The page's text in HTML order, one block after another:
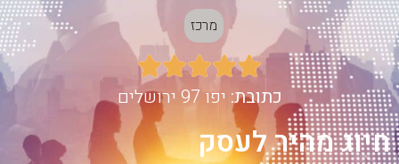
מרכז





כתובת: יפו 97 ירושלים
חיוג מהיר לעסק